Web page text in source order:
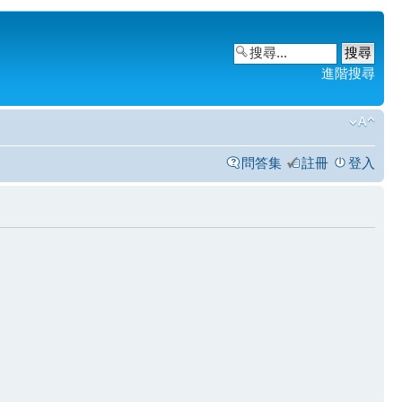
進階搜尋
問答集 註冊 登入